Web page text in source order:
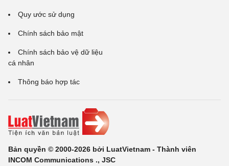
Quy ước sử dụng
Chính sách bảo mật
Chính sách bảo vệ dữ liệu
cá nhân
Thông báo hợp tác
Bản quyền © 2000-2026 bởi LuatVietnam - Thành viên
INCOM Communications ., JSC